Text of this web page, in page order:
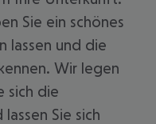
Sie ein schönes
lassen und die
Wir legen
sich die
Sie sich